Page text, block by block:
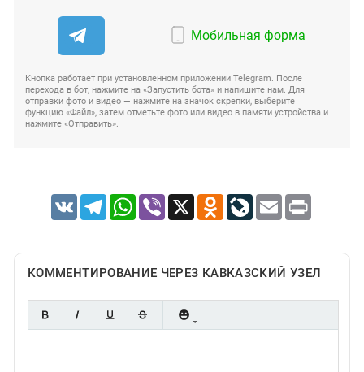
Мобильная форма
Кнопка работает при установленном приложении Telegram. После
перехода в бот, нажмите на «Запустить бота» и напишите нам. Для
отправки фото и видео — нажмите на значок скрепки, выберите
функцию «Файл», затем отметьте фото или видео в памяти устройства и
нажмите «Отправить».
VK TelegramWhatsApp
Viber X Odnoklassniki
LiveJournal
Email Print
КОММЕНТИРОВАНИЕ ЧЕРЕЗ КАВКАЗСКИЙ УЗЕЛ